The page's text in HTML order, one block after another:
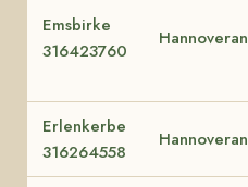
Emsbirke
316423760
Erlenkerbe
316264558